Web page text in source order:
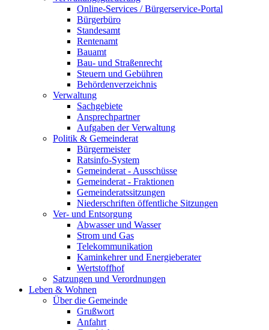
Online-Services / Bürgerservice-Portal
Bürgerbüro
Standesamt
Rentenamt
Bauamt
Bau- und Straßenrecht
Steuern und Gebühren
Behördenverzeichnis
Verwaltung
Sachgebiete
Ansprechpartner
Aufgaben der Verwaltung
Politik & Gemeinderat
Bürgermeister
Ratsinfo-System
Gemeinderat - Ausschüsse
Gemeinderat - Fraktionen
Gemeinderatssitzungen
Niederschriften öffentliche Sitzungen
Ver- und Entsorgung
Abwasser und Wasser
Strom und Gas
Telekommunikation
Kaminkehrer und Energieberater
Wertstoffhof
Satzungen und Verordnungen
Leben & Wohnen
Über die Gemeinde
Grußwort
Anfahrt